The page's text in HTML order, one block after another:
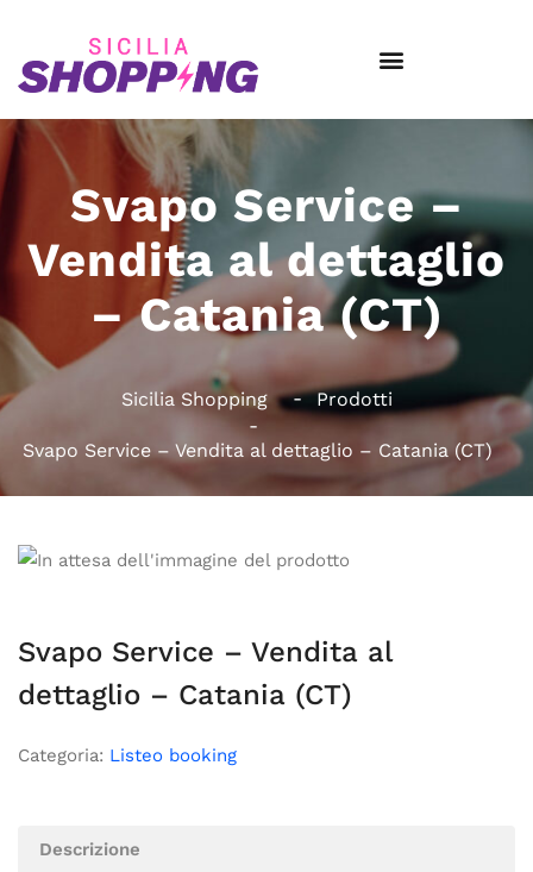
Svapo Service –
Vendita al dettaglio
– Catania (CT)
Sicilia Shopping Prodotti
Svapo Service – Vendita al dettaglio – Catania (CT)
Svapo Service – Vendita al
dettaglio – Catania (CT)
Categoria: Listeo booking
Descrizione